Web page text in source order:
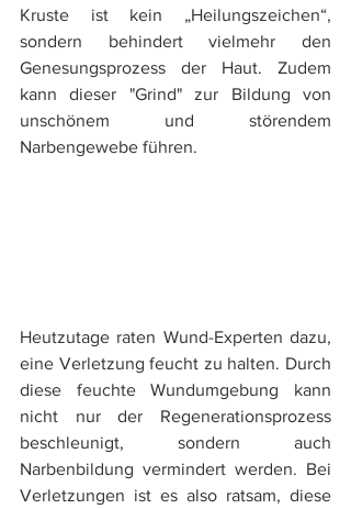
Kruste ist kein „Heilungszeichen“,
sondern behindert vielmehr den
Genesungsprozess der Haut. Zudem
kann dieser "Grind" zur Bildung von
unschönem und störendem
Narbengewebe führen.
​​Heutzutage raten Wund-Experten dazu,
eine Verletzung feucht zu halten. Durch
diese feuchte Wundumgebung kann
nicht nur der Regenerationsprozess
beschleunigt, sondern auch
Narbenbildung vermindert werden. Bei
Verletzungen ist es also ratsam, diese